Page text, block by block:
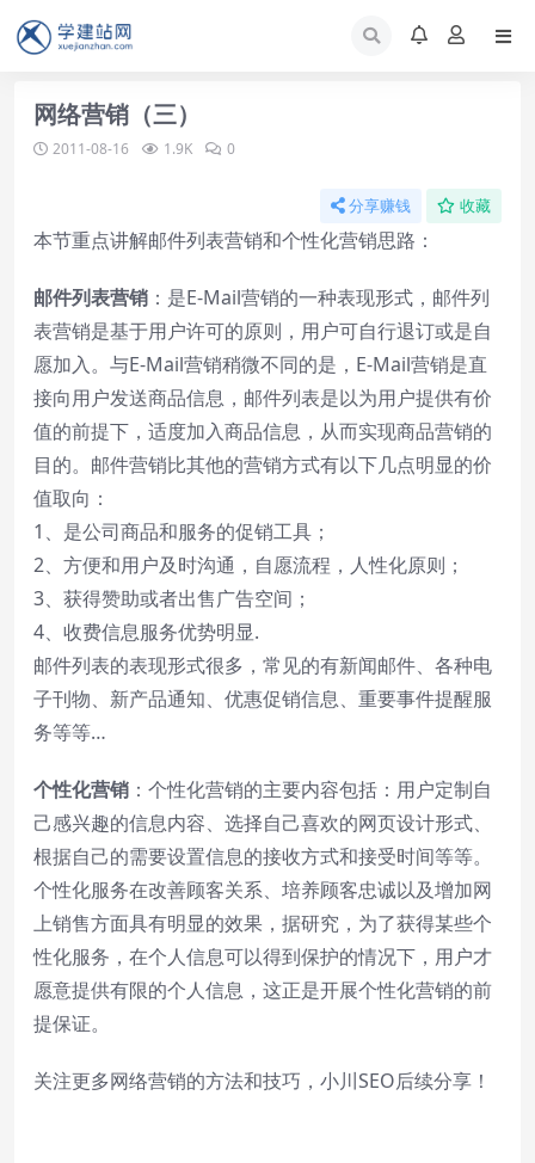
网络营销（三）
2011-08-16 1.9K 0
分享赚钱 收藏
本节重点讲解邮件列表营销和个性化营销思路：
邮件列表营销 ：是E-Mail营销的一种表现形式，邮件列
表营销是基于用户许可的原则，用户可自行退订或是自
愿加入。与E-Mail营销稍微不同的是，E-Mail营销是直
接向用户发送商品信息，邮件列表是以为用户提供有价
值的前提下，适度加入商品信息，从而实现商品营销的
目的。邮件营销比其他的营销方式有以下几点明显的价
值取向：
1、是公司商品和服务的促销工具；
2、方便和用户及时沟通，自愿流程，人性化原则；
3、获得赞助或者出售广告空间；
4、收费信息服务优势明显.
邮件列表的表现形式很多，常见的有新闻邮件、各种电
子刊物、新产品通知、优惠促销信息、重要事件提醒服
务等等…
个性化营销 ：个性化营销的主要内容包括：用户定制自
己感兴趣的信息内容、选择自己喜欢的网页设计形式、
根据自己的需要设置信息的接收方式和接受时间等等。
个性化服务在改善顾客关系、培养顾客忠诚以及增加网
上销售方面具有明显的效果，据研究，为了获得某些个
性化服务，在个人信息可以得到保护的情况下，用户才
愿意提供有限的个人信息，这正是开展个性化营销的前
提保证。
关注更多网络营销的方法和技巧， 小川SEO后续分享！